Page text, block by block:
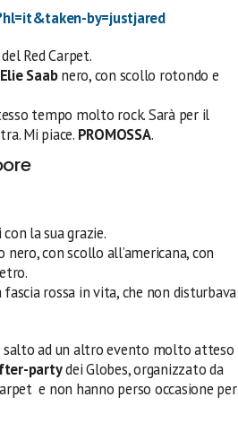
by=justjared
Red Carpet.
Elie Saabnero, con scollo rotondo e
tempo molto rock. Sarà per il
Mi piace. PROMOSSA.
la sua grazie.
con scollo all’americana, con
rossa in vita, che non disturbava
salto ad un altro evento molto atteso
partydei Globes, organizzato da
e non hanno perso occasione per